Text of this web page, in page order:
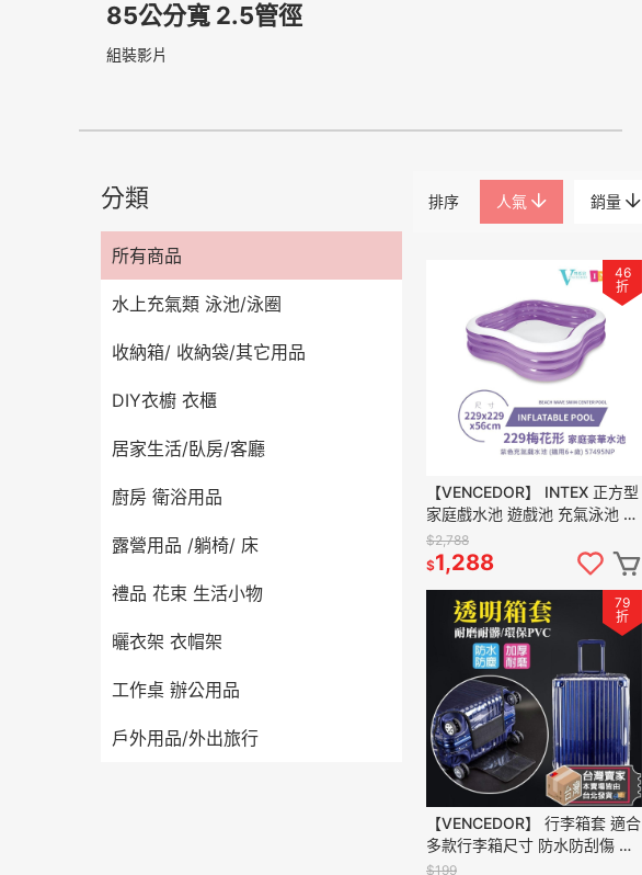
85公分寬 2.5管徑
組裝影片
分類
所有商品
水上充氣類 泳池/泳圈
收納箱/ 收納袋/其它用品
DIY衣櫥 衣櫃
居家生活/臥房/客廳
廚房 衛浴用品
露營用品 /躺椅/ 床
禮品 花束 生活小物
曬衣架 衣帽架
工作桌 辦公用品
戶外用品/外出旅行
排序 人氣 銷量
46
折
【VENCEDOR】 INTEX 正方型
家庭戲水池 遊戲池 充氣泳池 家
庭池 泳池 57495NP 現貨 滿
499免運
$2,788
$1,288
79
折
【VENCEDOR】 行李箱套 適合
多款行李箱尺寸 防水防刮傷 全
透明高質感行李箱保護套 現貨
$199